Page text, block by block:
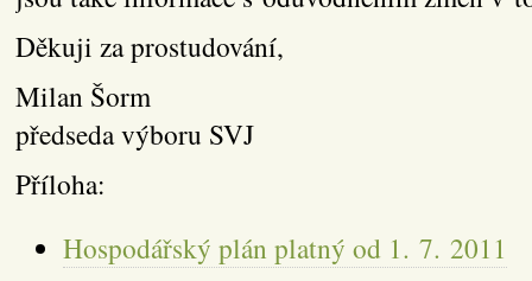
Děkuji za prostudování,
Milan Šorm
předseda výboru SVJ
Příloha:
Hospodářský plán platný od 1. 7. 2011